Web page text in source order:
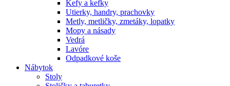
Kefy a kefky
Utierky, handry, prachovky
Metly, metličky, zmetáky, lopatky
Mopy a násady
Vedrá
Lavóre
Odpadkové koše
Nábytok
Stoly